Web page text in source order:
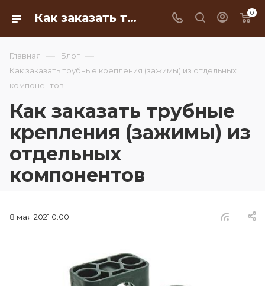
Как заказать трубные крепления (зажимы) из отдельных компонентов 0
Главная — Блог —
Как заказать трубные крепления (зажимы) из отдельных
компонентов
Как заказать трубные
крепления (зажимы) из
отдельных
компонентов
8 мая 2021 0:00